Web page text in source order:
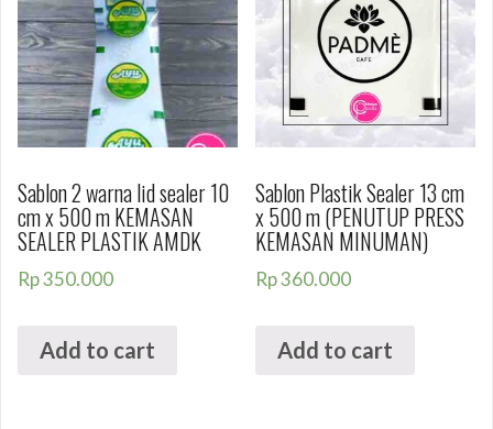
Sablon 2 warna lid sealer 10
cm x 500 m KEMASAN
SEALER PLASTIK AMDK
Rp350.000
Add to cart
Sablon Plastik Sealer 13 cm
x 500 m (PENUTUP PRESS
KEMASAN MINUMAN)
Rp360.000
Add to cart